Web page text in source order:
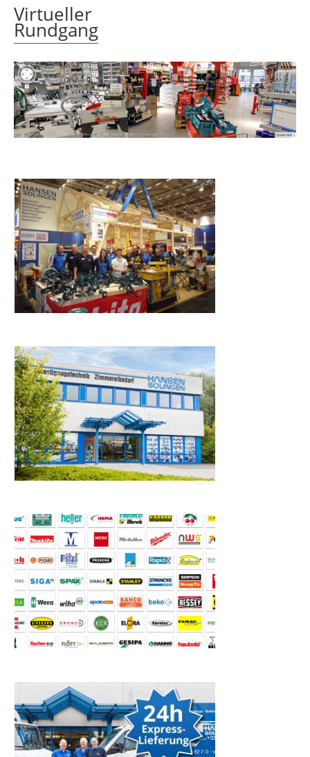
Virtueller
Rundgang